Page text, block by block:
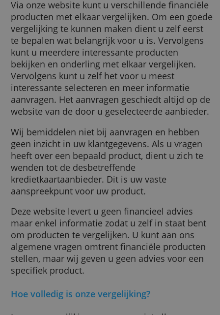
Wat doen wij voor u?
Via onze website kunt u verschillende
producten met elkaar vergelijken. Om een
vergelijking te kunnen maken dient u zelf
te bepalen wat belangrijk voor u is.
kunt u meerdere interessante producten
bekijken en onderling met elkaar
Vervolgens kunt u zelf het voor u meest
interessante selecteren en meer informatie
aanvragen. Het aanvragen geschiedt altijd
website van de door u geselecteerde
Wij bemiddelen niet bij aanvragen en
geen inzicht in uw klantgegevens. Als u
heeft over een bepaald product, dient u
wenden tot de desbetreffende
kredietkaartaanbieder. Dit is uw vaste
aanspreekpunt voor uw product.
Deze website levert u geen financieel advies
om producten te vergelijken. U kunt aan